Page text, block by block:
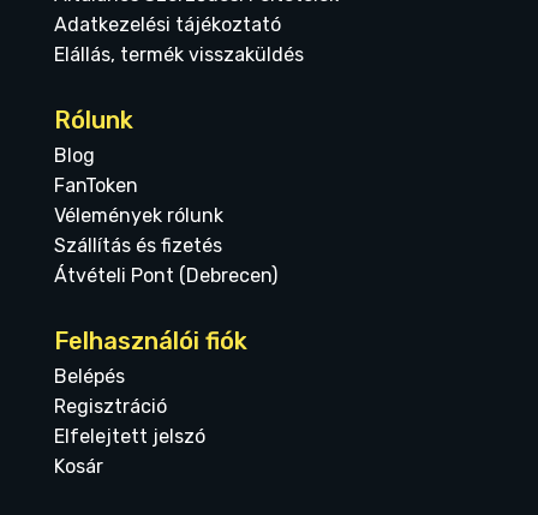
Adatkezelési tájékoztató
Elállás, termék visszaküldés
Rólunk
Blog
FanToken
Vélemények rólunk
Szállítás és fizetés
Átvételi Pont (Debrecen)
Felhasználói fiók
Belépés
Regisztráció
Elfelejtett jelszó
Kosár